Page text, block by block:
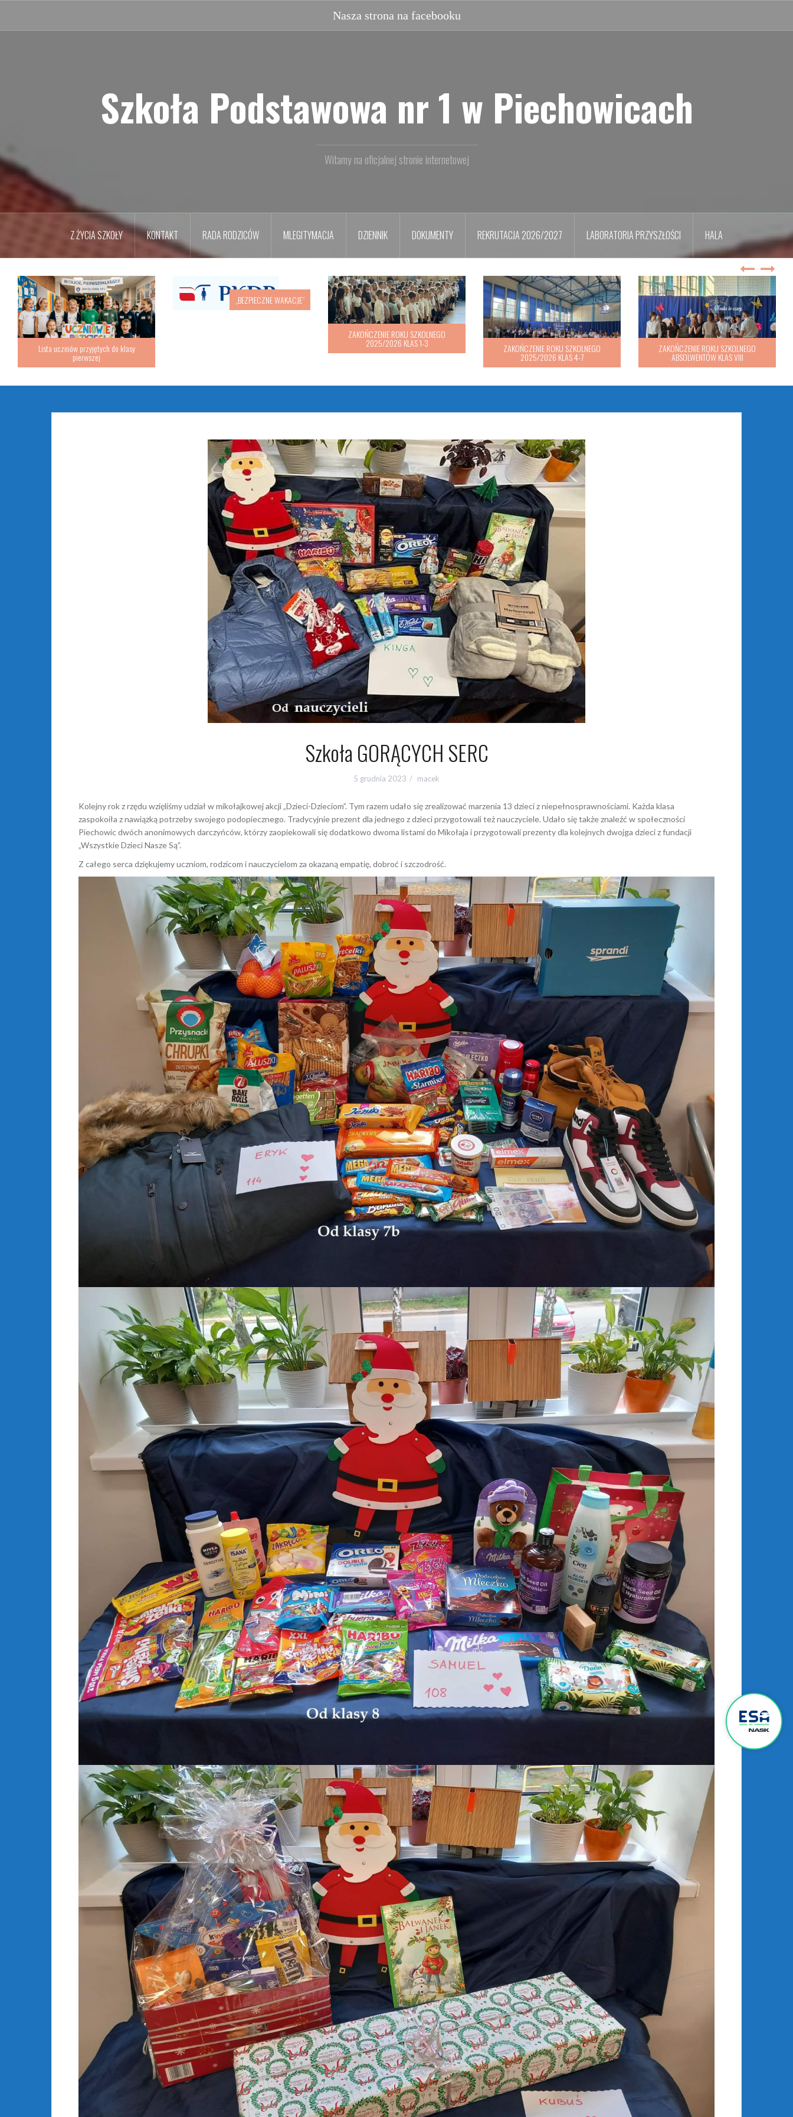
treści
facebook
Szkoła Podstawowa nr 1 w Piechowicach
Witamy na oficjalnej stronie internetowej
Z ŻYCIA SZKOŁY KONTAKT RADA RODZICÓW MLEGITYMACJA DZIENNIK DOKUMENTY REKRUTACJA 2026/2027 LABORATORIA PRZYSZŁOŚCI HALA
„BEZPIECZNE WAKACJE”
ZAKOŃCZENIE ROKU SZKOLNEGO
2025/2026 KLAS 1-3 ZAKOŃCZENIE ROKU SZKOLNEGO
2025/2026 KLAS 4-7
Szkoła GORĄCYCH SERC
Kolejny rok z rzędu wzięliśmy udział w mikołajkowej akcji „Dzieci-Dzieciom”. Tym razem udało się zrealizować marzenia 13 dzieci z niepełnosprawnościami. Każda klasa
zaspokoiła z nawiązką potrzeby swojego podopiecznego. Tradycyjnie prezent dla jednego z dzieci przygotowali też nauczyciele. Udało się także znaleźć w społeczności
Piechowic dwóch anonimowych darczyńców, którzy zaopiekowali się dodatkowo dwoma listami do Mikołaja i przygotowali prezenty
„Wszystkie Dzieci Nasze Są”.
Z całego serca dziękujemy uczniom, rodzicom i nauczycielom za okazaną empatię, dobroć i szczodrość.